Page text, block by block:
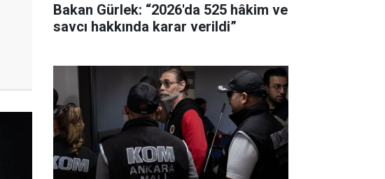
Bakan Gürlek: “2026'da 525 hâkim ve
savcı hakkında karar verildi”